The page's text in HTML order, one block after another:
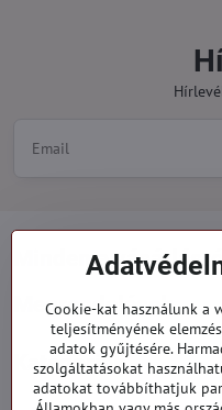
Minden a
Megrendelések
Kategóriák
Cookie-kat használunk a
teljesítményének
adatok gyűjtésére.
szolgáltatásokat
adatokat továbbíthatjuk